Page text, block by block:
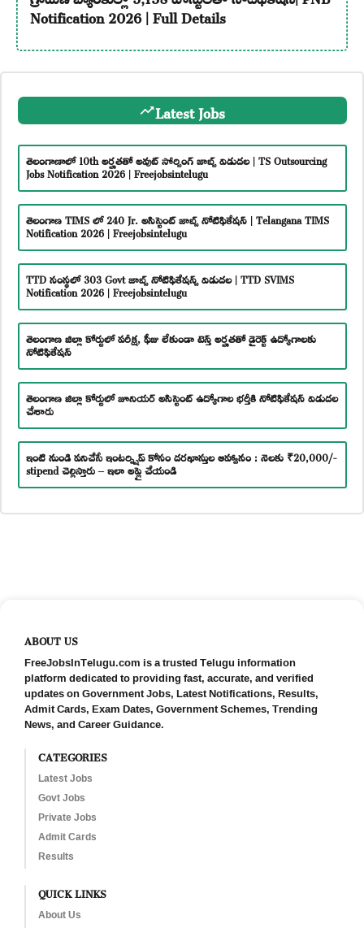
Notification 2026 | Full Details
Latest Jobs
తెలంగాణాలో 10th అర్హతతో అవుట్ సోర్సింగ్ జాబ్స్ విడుదల | TS Outsourcing
Jobs Notification 2026 | Freejobsintelugu
తెలంగాణ TIMS లో 240 Jr. అసిస్టెంట్ జాబ్స్ నోటిఫికేషన్ | Telangana TIMS
Notification 2026 | Freejobsintelugu
TTD సంస్థలో 303 Govt జాబ్స్ నోటిఫికేషన్స్ విడుదల | TTD SVIMS
Notification 2026 | Freejobsintelugu
తెలంగాణ జిల్లా కోర్టులో పరీక్ష, ఫీజు లేకుండా టెన్త్ అర్హతతో డైరెక్ట్ ఉద్యోగాలకు
నోటిఫికేషన్
తెలంగాణ జిల్లా కోర్టులో జూనియర్ అసిస్టెంట్ ఉద్యోగాల భర్తీకి నోటిఫికేషన్ విడుదల
చేశారు
ఇంటి నుండి పనిచేసే ఇంటర్న్షిప్ కోసం దరఖాస్తుల ఆహ్వానం : నెలకు ₹20,000/-
stipend చెల్లిస్తారు – ఇలా అప్లై చేయండి
ABOUT US
FreeJobsInTelugu.com is a trusted Telugu information
platform dedicated to providing fast, accurate, and verified
updates on Government Jobs, Latest Notifications, Results,
Admit Cards, Exam Dates, Government Schemes, Trending
News, and Career Guidance.
CATEGORIES
Latest Jobs
Govt Jobs
Private Jobs
Admit Cards
Results
QUICK LINKS
About Us